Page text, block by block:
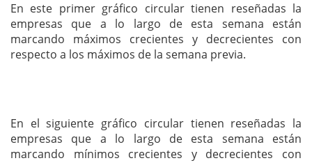
En este primer gráfico circular tienen reseñadas la
empresas que a lo largo de esta semana están
marcando máximos crecientes y decrecientes con
respecto a los máximos de la semana previa.
En el siguiente gráfico circular tienen reseñadas la
empresas que a lo largo de esta semana están
marcando mínimos crecientes y decrecientes con